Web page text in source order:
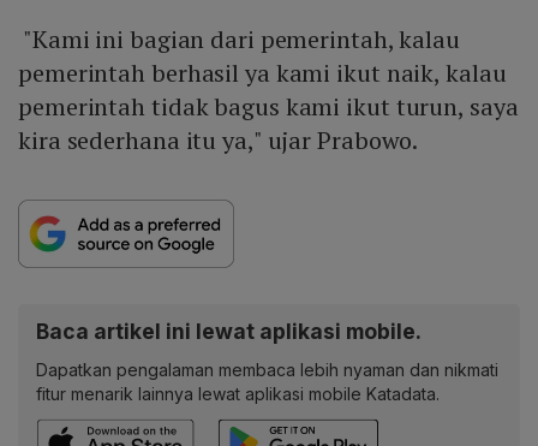
"Kami ini bagian dari pemerintah, kalau
pemerintah berhasil ya kami ikut naik, kalau
pemerintah tidak bagus kami ikut turun, saya
kira sederhana itu ya," ujar Prabowo.
Baca artikel ini lewat aplikasi mobile.
Dapatkan pengalaman membaca lebih nyaman dan nikmati
fitur menarik lainnya lewat aplikasi mobile Katadata.